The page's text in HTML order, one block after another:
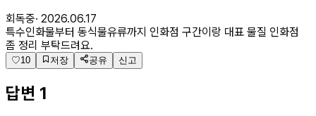
회독중· 2026.06.17
특수인화물부터 동식물유류까지 인화점 구간이랑 대표 물질 인화점
좀 정리 부탁드려요.
♡10 저장 공유 신고
답변 1